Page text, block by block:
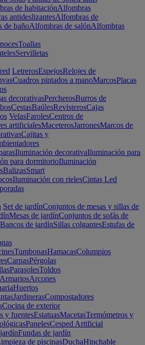
de habitaciónAlfombras
antideslizantesAlfombras de
de bañoAlfombras de salónAlfombras
Toallas
Servilletas
LetrerosEspejosRelojes de
Cuadros pintados a manoMarcosPlacas
decorativasPercherosBurros de
CestasBaúlesRevisterosCajas
VelasFarolesCentros de
artificialesMaceterosJarronesMarcos de
Cajitas y
Iluminación decorativaIluminación para
para dormitorioIluminación
BalizasSmart
Iluminación con rielesCintas Led
Set de jardínConjuntos de mesas y sillas de
Mesas de jardínConjuntos de sofás de
Bancos de jardínSillas colgantesEstufas de
TumbonasHamacasColumpios
CarpasPérgolas
ParasolesToldos
ArmariosArcones
Huertos
JardinerasCompostadores
Cocina de exterior
y fuentesEstatuasMacetasTermómetros y
PanelesCesped Artificial
Fundas de jardín
de piscinasDuchaHinchable